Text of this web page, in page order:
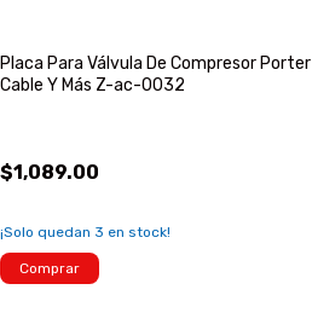
Placa Para Válvula De Compresor Porter
Cable Y Más Z-ac-0032
$1,089.00
¡Solo quedan 3 en stock!
Comprar